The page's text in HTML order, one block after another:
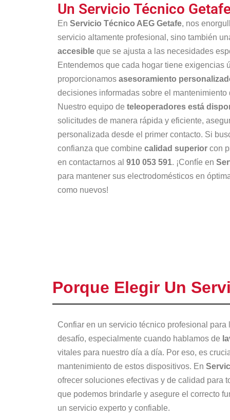
Un Servicio Técnico
En Servicio Técnico AEG Getafe, nos
servicio altamente profesional, sino también
accesible que se ajusta a las necesidades
Entendemos que cada hogar tiene exigencias
proporcionamos asesoramiento
decisiones informadas sobre el mantenimiento
Nuestro equipo de teleoperadores está
solicitudes de manera rápida y eficiente,
personalizada desde el primer contacto. Si
confianza que combine calidad superior con
en contactarnos al 910 053 591. ¡Confíe en
para mantener sus electrodomésticos en
como nuevos!
Porque Elegir Un
Confiar en un servicio técnico profesional
desafío, especialmente cuando hablamos de
vitales para nuestro día a día. Por eso, es
mantenimiento de estos dispositivos. En
ofrecer soluciones efectivas y de calidad para
que podemos brindarle y asegure el correcto
un servicio experto y confiable.